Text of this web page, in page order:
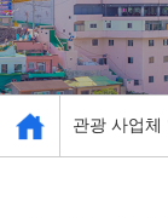
관광 사업체